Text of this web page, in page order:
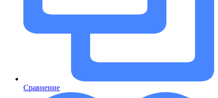
Сравнение